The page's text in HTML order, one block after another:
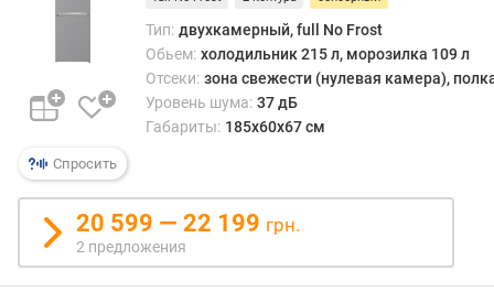
м
р
з
ь
н
а
я
к
а
Спросить
Тип: двухкамерный, full No Frost
Обьем: холодильник 215 л, морозилка 109 л
Отсеки: зона свежести (нулевая камера),
Уровень шума: 37 дБ
Габариты: 185x60x67 см
20 599 — 22 199 грн.
2 предложения